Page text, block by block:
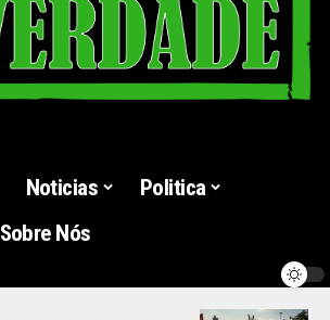
Noticias
Politica
Sobre Nós